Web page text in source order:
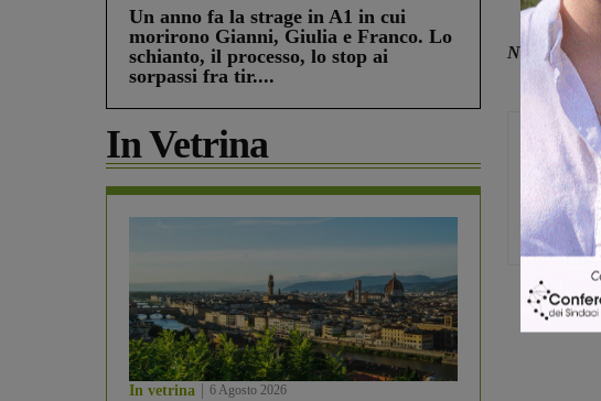
Un anno fa la strage in A1 in cui
morirono Gianni, Giulia e Franco. Lo
schianto, il processo, lo stop ai
sorpassi fra tir....
In Vetrina
In vetrina 6 Agosto 2026
Notizia in